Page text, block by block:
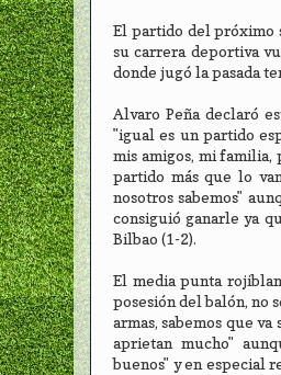
El partido del próximo
su carrera deportiva
donde jugó la pasada
Alvaro Peña declaró
"igual es un partido
mis amigos, mi familia,
partido más que lo
nosotros sabemos"
consiguió ganarle ya
Bilbao (1-2).
El media punta
posesión del balón, no
armas, sabemos que
aprietan mucho"
buenos" y en especial